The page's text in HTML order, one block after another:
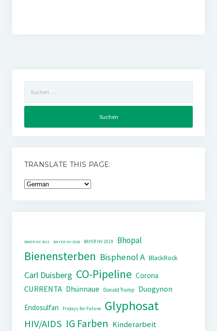
nach:
TRANSLATE THIS PAGE:
BAYER HV 2011 BAYER HV 2018 BAYER HV 2019 Bhopal
Bienensterben Bisphenol A BlackRock
Carl Duisberg CO-Pipeline Corona
CURRENTA Dhünnaue Donald Trump
Duogynon
Endosulfan
Fridays for Future Glyphosat
HIV/AIDS IG Farben Kinderarbeit